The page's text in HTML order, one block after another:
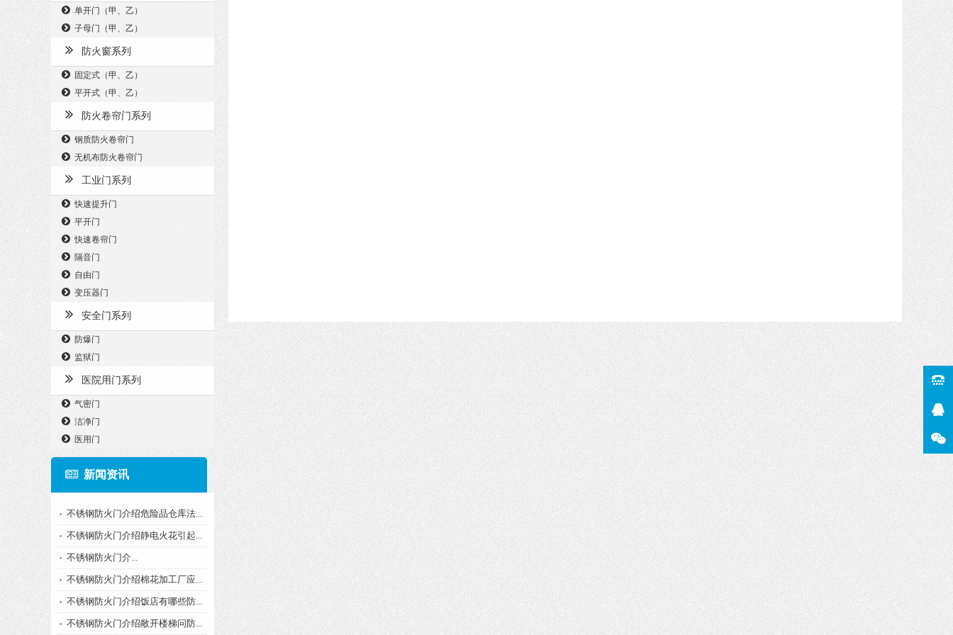
单开门（甲、乙）
子母门（甲、乙）
防火窗系列
固定式（甲、乙）
平开式（甲、乙）
防火卷帘门系列
钢质防火卷帘门
无机布防火卷帘门
工业门系列
快速提升门
平开门
快速卷帘门
隔音门
自由门
变压器门
安全门系列
防爆门
监狱门
医院用门系列
气密门
洁净门
医用门
新闻资讯
不锈钢防火门介绍危险品仓库法...
不锈钢防火门介绍静电火花引起...
​不锈钢防火门介...
不锈钢防火门介绍棉花加工厂应...
不锈钢防火门介绍饭店有哪些防...
不锈钢防火门介绍敞开楼梯问防...